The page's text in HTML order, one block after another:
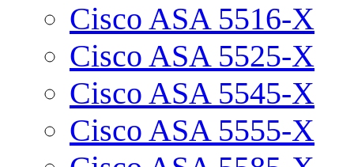
Cisco ASA 5516-X
Cisco ASA 5525-X
Cisco ASA 5545-X
Cisco ASA 5555-X